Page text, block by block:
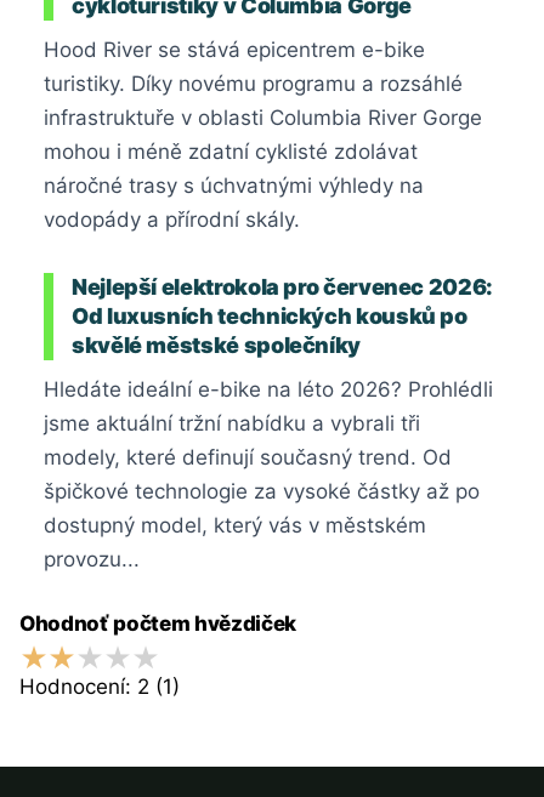
cykloturistiky v Columbia Gorge
Hood River se stává epicentrem e-bike
turistiky. Díky novému programu a rozsáhlé
infrastruktuře v oblasti Columbia River Gorge
mohou i méně zdatní cyklisté zdolávat
náročné trasy s úchvatnými výhledy na
vodopády a přírodní skály.
Nejlepší elektrokola pro červenec 2026:
Od luxusních technických kousků po
skvělé městské společníky
Hledáte ideální e-bike na léto 2026? Prohlédli
jsme aktuální tržní nabídku a vybrali tři
modely, které definují současný trend. Od
špičkové technologie za vysoké částky až po
dostupný model, který vás v městském
provozu...
Ohodnoť počtem hvězdiček
Hodnocení: 2 (1)